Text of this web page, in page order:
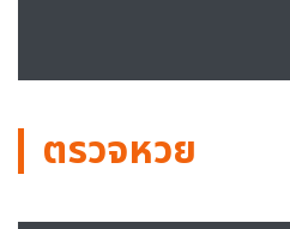
ตรวจหวย